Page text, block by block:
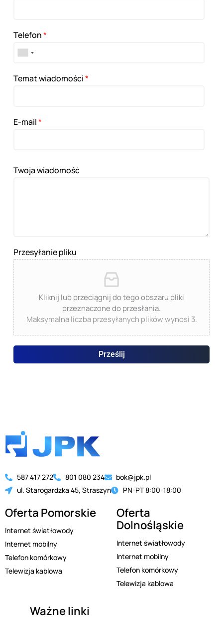
Telefon*
Temat wiadomości*
E-mail*
Twoja wiadomość
Przesyłanie pliku
Kliknij lub przeciągnij do tego obszaru pliki
przeznaczone do przesłania.
Maksymalna liczba przesyłanych plików wynosi 3.
Prześlij
587 417 272 801 080 234
bok@jpk.pl
ul. Starogardzka 45, Straszyn
PN-PT 8:00-18:00
Oferta Pomorskie
Internet światłowody
Internet mobilny
Telefon komórkowy
Telewizja kablowa
Oferta
Dolnośląskie
Internet światłowody
Internet mobilny
Telefon komórkowy
Telewizja kablowa
Ważne linki